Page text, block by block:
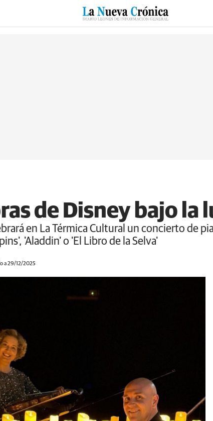
BIERZO SUCESOS CULTURAS ESPECIALES
de Disney bajo la
en La Térmica Cultural un concierto de
'Aladdin' o 'El Libro de la Selva'
a 29/12/2025